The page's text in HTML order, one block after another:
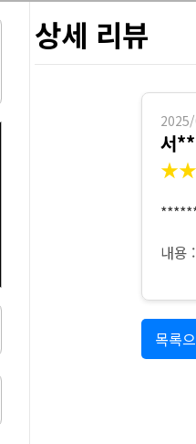
상세 리뷰
서
내용
목록